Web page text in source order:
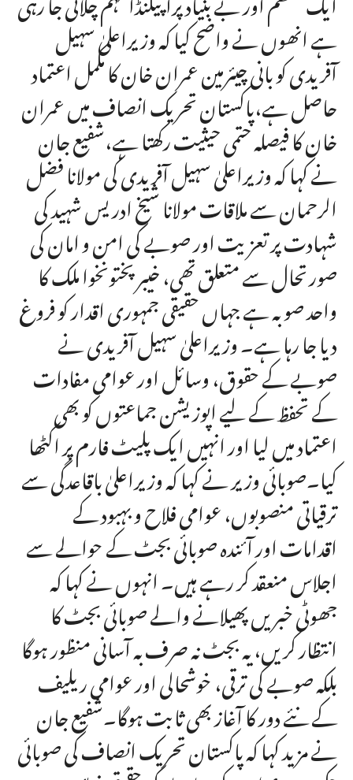
ہے انھوں نے واضح کیا کہ وزیراعلیٰ سہیل
آفریدی کو بانی چیئرمین عمران خان کا مکمل اعتماد
حاصل ہے،پاکستان تحریک انصاف میں عمران
خان کا فیصلہ حتمی حیثیت رکھتا ہے،شفیع جان
نے کہا کہ وزیراعلیٰ سہیل آفریدی کی مولانا فضل
الرحمان سے ملاقات مولانا شیخ ادریس شہید کی
شہادت پر تعزیت اور صوبے کی امن و امان کی
صورتحال سے متعلق تھی، خیبرپختونخوا ملک کا
واحد صوبہ ہے جہاں حقیقی جمہوری اقدار کو فروغ
دیا جا رہا ہے۔ وزیراعلیٰ سہیل آفریدی نے
صوبے کے حقوق، وسائل اور عوامی مفادات
کے تحفظ کے لیے اپوزیشن جماعتوں کو بھی
اعتماد میں لیا اور انہیں ایک پلیٹ فارم پر اکٹھا
کیا۔صوبائی وزیر نے کہا کہ وزیراعلیٰ باقاعدگی سے
ترقیاتی منصوبوں، عوامی فلاح و بہبود کے
اقدامات اور آئندہ صوبائی بجٹ کے حوالے سے
اجلاس منعقد کر رہے ہیں۔ انہوں نے کہا کہ
جھوٹی خبریں پھیلانے والے صوبائی بجٹ کا
انتظار کریں، یہ بجٹ نہ صرف بہ آسانی منظور ہوگا
بلکہ صوبے کی ترقی، خوشحالی اور عوامی ریلیف
کے نئے دور کا آغاز بھی ثابت ہوگا۔شفیع جان
نے مزید کہا کہ پاکستان تحریک انصاف کی صوبائی